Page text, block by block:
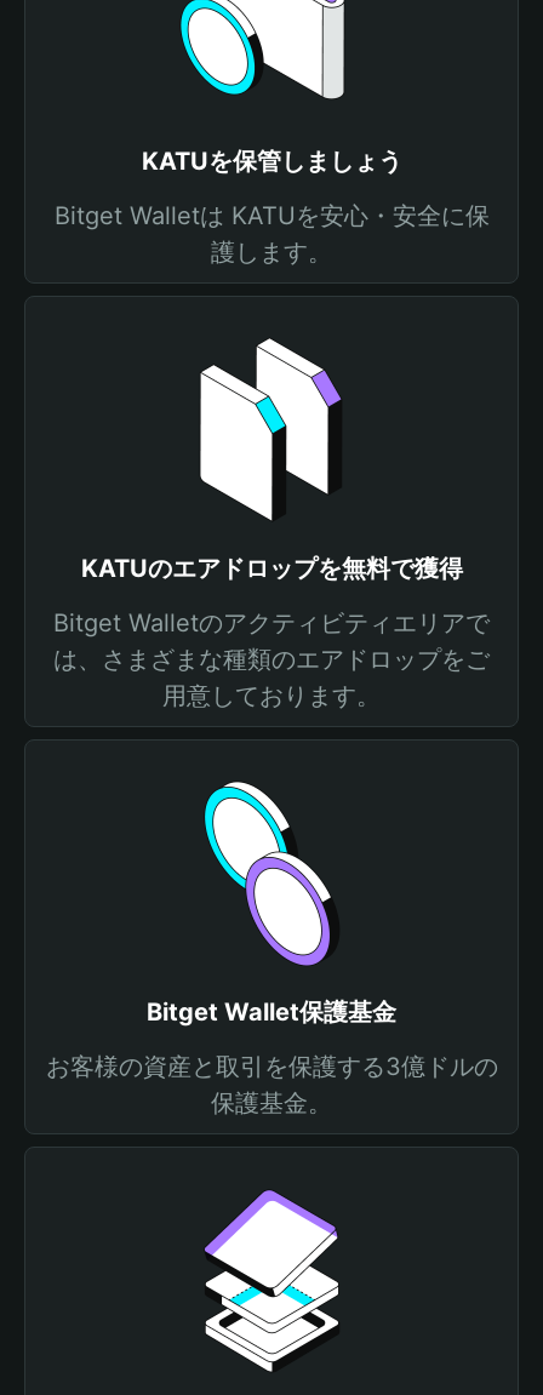
KATUを保管しましょう
Bitget Walletは KATUを安心・安全に保
護します。
KATUのエアドロップを無料で獲得
Bitget Walletのアクティビティエリアで
は、さまざまな種類のエアドロップをご
用意しております。
Bitget Wallet保護基金
お客様の資産と取引を保護する3億ドルの
保護基金。